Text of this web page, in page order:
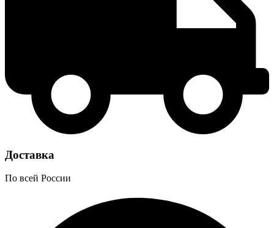
Доставка
По всей России